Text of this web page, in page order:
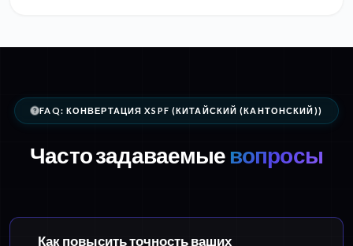
FAQ: КОНВЕРТАЦИЯ XSPF (КИТАЙСКИЙ (КАНТОНСКИЙ))
Часто задаваемые вопросы
Как повысить точность ваших